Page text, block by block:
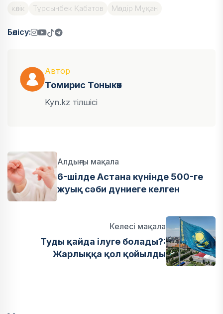
көлік Тұрсынбек Қабатов Мөлдір Мұқан
Бөлісу:
Автор
Томирис Тоныкөк
Kyn.kz тілшісі
Алдыңғы мақала
6-шілде Астана күнінде 500-ге
жуық сәби дүниеге келген
Келесі мақала
Туды қайда ілуге болады?:
Жарлыққа қол қойылды